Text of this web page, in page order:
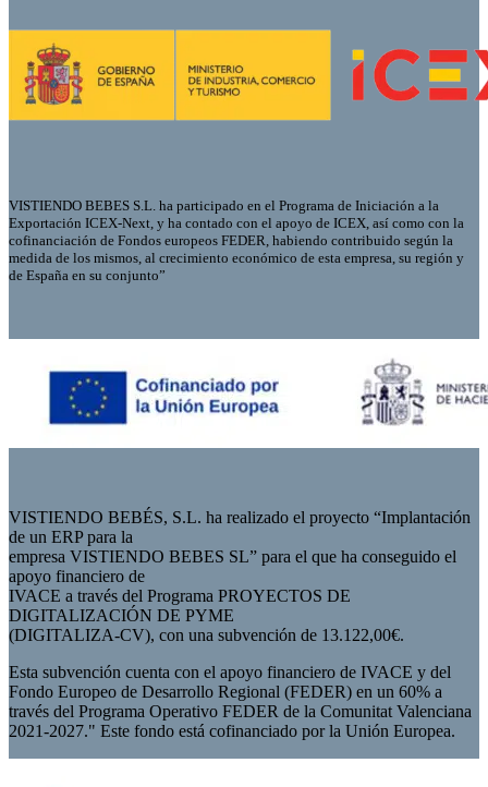
VISTIENDO BEBES S.L. ha participado en el Programa de Iniciación a la
Exportación ICEX-Next, y ha contado con el apoyo de ICEX, así como con la
cofinanciación de Fondos europeos FEDER, habiendo contribuido según la
medida de los mismos, al crecimiento económico de esta empresa, su región y
de España en su conjunto”
VISTIENDO BEBÉS, S.L. ha realizado el proyecto “Implantación
de un ERP para la
empresa VISTIENDO BEBES SL” para el que ha conseguido el
apoyo financiero de
IVACE a través del Programa PROYECTOS DE
DIGITALIZACIÓN DE PYME
(DIGITALIZA-CV), con una subvención de 13.122,00€.
Esta subvención cuenta con el apoyo financiero de IVACE y del
Fondo Europeo de Desarrollo Regional (FEDER) en un 60% a
través del Programa Operativo FEDER de la Comunitat Valenciana
2021-2027." Este fondo está cofinanciado por la Unión Europea.